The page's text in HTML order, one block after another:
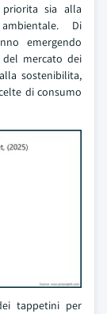
sia alla
Di
emergendo
mercato dei
sostenibilita,
di consumo
tappetini per